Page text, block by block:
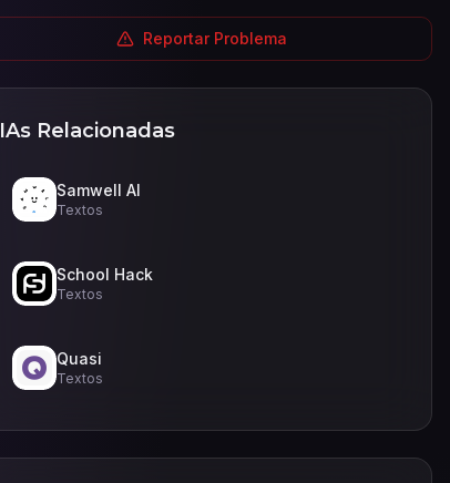
Reportar Problema
IAs Relacionadas
Samwell AI
Textos
School Hack
Textos
Quasi
Textos